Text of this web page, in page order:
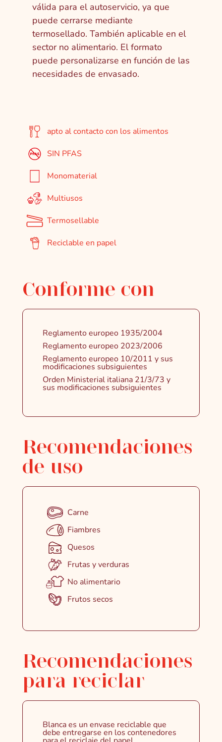
válida para el autoservicio, ya que
puede cerrarse mediante
termosellado. También aplicable en el
sector no alimentario. El formato
puede personalizarse en función de las
necesidades de envasado.
apto al contacto con los alimentos
SIN PFAS
Monomaterial
Multiusos
Termosellable
Reciclable en papel
Conforme con
Reglamento europeo 1935/2004
Reglamento europeo 2023/2006
Reglamento europeo 10/2011 y sus
modificaciones subsiguientes
Orden Ministerial italiana 21/3/73 y
sus modificaciones subsiguientes
Recomendaciones
de uso
Carne
Fiambres
Quesos
Frutas y verduras
No alimentario
Frutos secos
Recomendaciones
para reciclar
Blanca es un envase reciclable que
debe entregarse en los contenedores